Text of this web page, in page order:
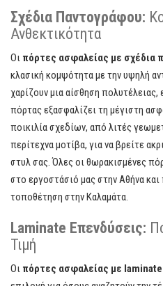
Σχέδια Παντογράφου:
Ανθεκτικότητα
Οι πόρτες ασφαλείας με σχέδια
κλασική κομψότητα με την υψηλή
χαρίζουν μια αίσθηση
πόρτας εξασφαλίζει τη μέγιστη
ποικιλία σχεδίων, από λιτές
περίτεχνα μοτίβα, για να βρείτε
στυλ σας. Όλες οι θωρακισμένες
στο εργοστάσιό μας στην Αθήνα και
τοποθέτηση στην Καλαμάτα.
Laminate Επενδύσεις:
Τιμή
Οι πόρτες ασφαλείας με laminate